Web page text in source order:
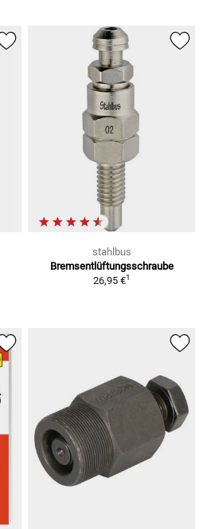
stahlbus
Bremsentlüftungsschraube
26,95 €1